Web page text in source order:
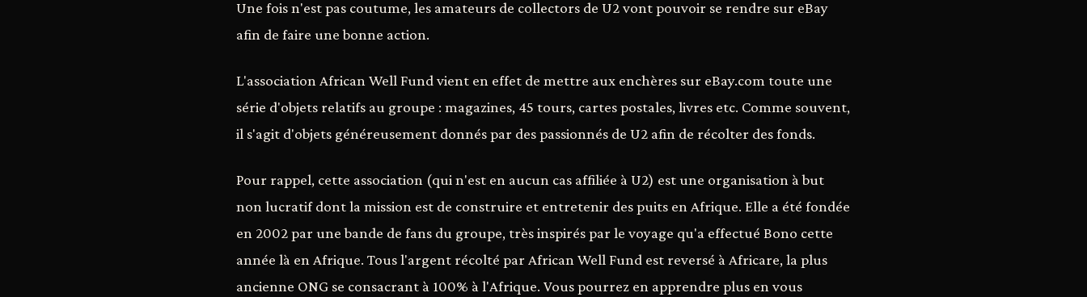
Une fois n'est pas coutume, les amateurs de collectors de U2 vont pouvoir se rendre sur eBay
afin de faire une bonne action.
L'association African Well Fund vient en effet de mettre aux enchères sur eBay.com toute une
série d'objets relatifs au groupe : magazines, 45 tours, cartes postales, livres etc. Comme souvent,
il s'agit d'objets généreusement donnés par des passionnés de U2 afin de récolter des fonds.
Pour rappel, cette association (qui n'est en aucun cas affiliée à U2) est une organisation à but
non lucratif dont la mission est de construire et entretenir des puits en Afrique. Elle a été fondée
en 2002 par une bande de fans du groupe, très inspirés par le voyage qu'a effectué Bono cette
année là en Afrique. Tous l'argent récolté par African Well Fund est reversé à Africare, la plus
ancienne ONG se consacrant à 100% à l'Afrique. Vous pourrez en apprendre plus en vous